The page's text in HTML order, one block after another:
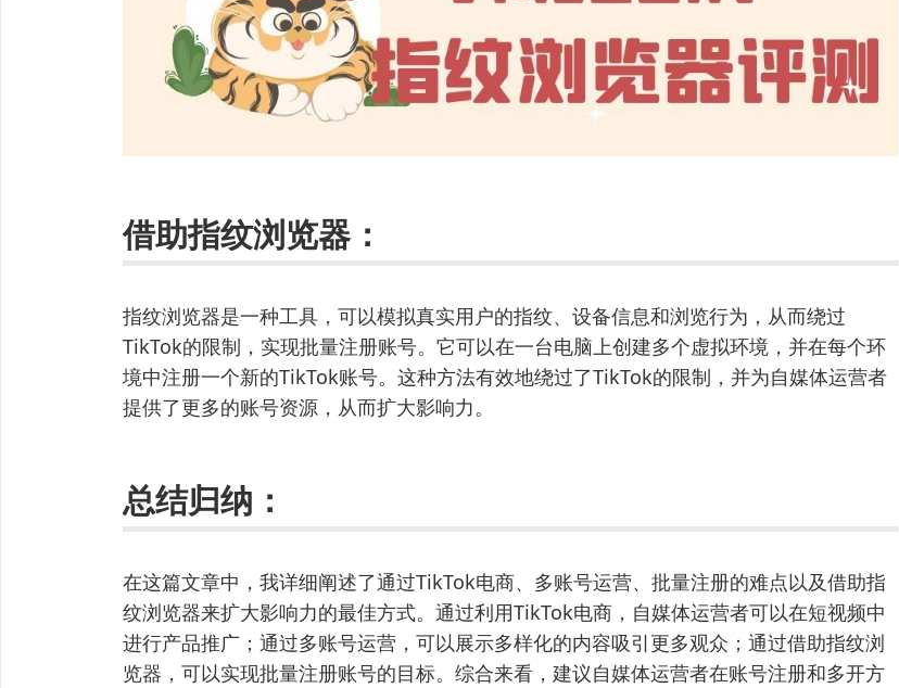
借助指纹浏览器：
指纹浏览器是一种工具，可以模拟真实用户的指纹、设备信息和浏览行为，从而绕过
TikTok的限制，实现批量注册账号。它可以在一台电脑上创建多个虚拟环境，并在每个环
境中注册一个新的TikTok账号。这种方法有效地绕过了TikTok的限制，并为自媒体运营者
提供了更多的账号资源，从而扩大影响力。
总结归纳：
在这篇文章中，我详细阐述了通过TikTok电商、多账号运营、批量注册的难点以及借助指
纹浏览器来扩大影响力的最佳方式。通过利用TikTok电商，自媒体运营者可以在短视频中
进行产品推广；通过多账号运营，可以展示多样化的内容吸引更多观众；通过借助指纹浏
览器，可以实现批量注册账号的目标。综合来看，建议自媒体运营者在账号注册和多开方